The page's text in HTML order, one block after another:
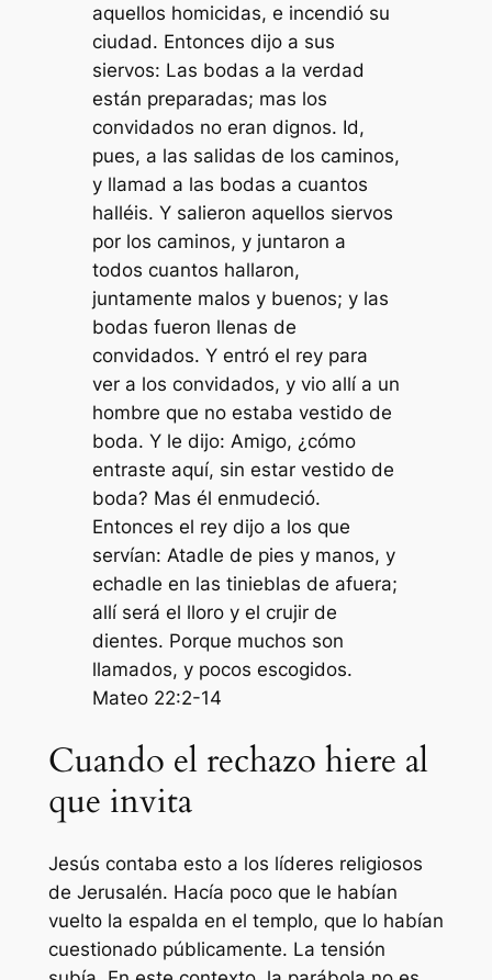
aquellos homicidas, e incendió su
ciudad. Entonces dijo a sus
siervos: Las bodas a la verdad
están preparadas; mas los
convidados no eran dignos. Id,
pues, a las salidas de los caminos,
y llamad a las bodas a cuantos
halléis. Y salieron aquellos siervos
por los caminos, y juntaron a
todos cuantos hallaron,
juntamente malos y buenos; y las
bodas fueron llenas de
convidados. Y entró el rey para
ver a los convidados, y vio allí a un
hombre que no estaba vestido de
boda. Y le dijo: Amigo, ¿cómo
entraste aquí, sin estar vestido de
boda? Mas él enmudeció.
Entonces el rey dijo a los que
servían: Atadle de pies y manos, y
echadle en las tinieblas de afuera;
allí será el lloro y el crujir de
dientes. Porque muchos son
llamados, y pocos escogidos.
Mateo 22:2-14
Cuando el rechazo hiere al
que invita
Jesús contaba esto a los líderes religiosos
de Jerusalén. Hacía poco que le habían
vuelto la espalda en el templo, que lo habían
cuestionado públicamente. La tensión